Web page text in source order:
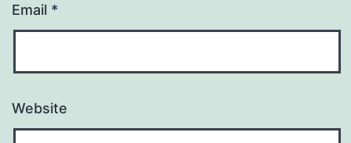
Email *
Website